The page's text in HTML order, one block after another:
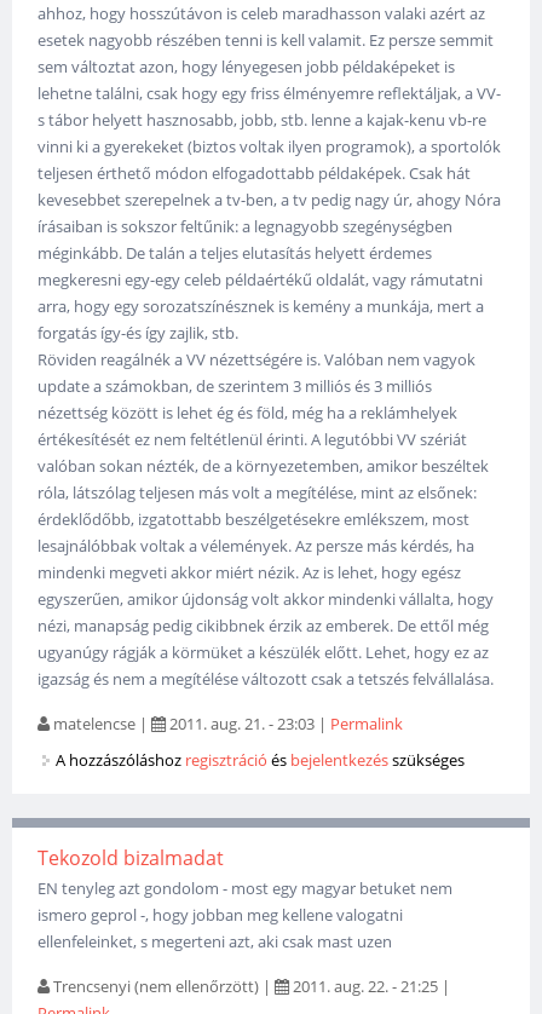
ahhoz, hogy hosszútávon is celeb maradhasson valaki azért az
esetek nagyobb részében tenni is kell valamit. Ez persze semmit
sem változtat azon, hogy lényegesen jobb példaképeket is
lehetne találni, csak hogy egy friss élményemre reflektáljak, a VV-
s tábor helyett hasznosabb, jobb, stb. lenne a kajak-kenu vb-re
vinni ki a gyerekeket (biztos voltak ilyen programok), a sportolók
teljesen érthető módon elfogadottabb példaképek. Csak hát
kevesebbet szerepelnek a tv-ben, a tv pedig nagy úr, ahogy Nóra
írásaiban is sokszor feltűnik: a legnagyobb szegénységben
méginkább. De talán a teljes elutasítás helyett érdemes
megkeresni egy-egy celeb példaértékű oldalát, vagy rámutatni
arra, hogy egy sorozatszínésznek is kemény a munkája, mert a
forgatás így-és így zajlik, stb.
Röviden reagálnék a VV nézettségére is. Valóban nem vagyok
update a számokban, de szerintem 3 milliós és 3 milliós
nézettség között is lehet ég és föld, még ha a reklámhelyek
értékesítését ez nem feltétlenül érinti. A legutóbbi VV szériát
valóban sokan nézték, de a környezetemben, amikor beszéltek
róla, látszólag teljesen más volt a megítélése, mint az elsőnek:
érdeklődőbb, izgatottabb beszélgetésekre emlékszem, most
lesajnálóbbak voltak a vélemények. Az persze más kérdés, ha
mindenki megveti akkor miért nézik. Az is lehet, hogy egész
egyszerűen, amikor újdonság volt akkor mindenki vállalta, hogy
nézi, manapság pedig cikibbnek érzik az emberek. De ettől még
ugyanúgy rágják a körmüket a készülék előtt. Lehet, hogy ez az
igazság és nem a megítélése változott csak a tetszés felvállalása.
matelencse | 2011. aug. 21. - 23:03 | Permalink
A hozzászóláshoz regisztráció és bejelentkezésszükséges
Tekozold bizalmadat
EN tenyleg azt gondolom - most egy magyar betuket nem
ismero geprol -, hogy jobban meg kellene valogatni
ellenfeleinket, s megerteni azt, aki csak mast uzen
Trencsenyi (nem ellenőrzött) | 2011. aug. 22. - 21:25 |